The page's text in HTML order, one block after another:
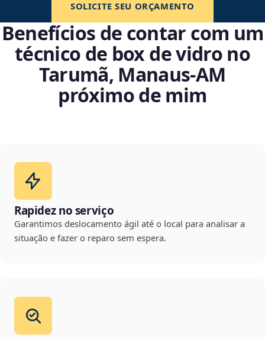
SOLICITE SEU ORÇAMENTO
Benefícios de contar com um
técnico de box de vidro no
Tarumã, Manaus‑AM
próximo de mim
Rapidez no serviço
Garantimos deslocamento ágil até o local para analisar a
situação e fazer o reparo sem espera.